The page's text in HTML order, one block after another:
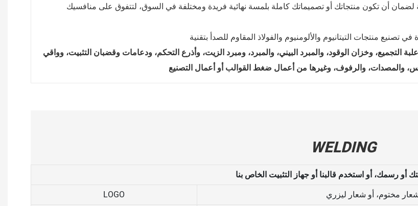
التجميع، وخزان الوقود، والمبرد البيني، والمبرد، ومبرد الزيت، وأذرع التحكم، ودعامات وقضبان التثبيت، وواقي
WELDING
LOGO
مختوم، أو شعار ليزري